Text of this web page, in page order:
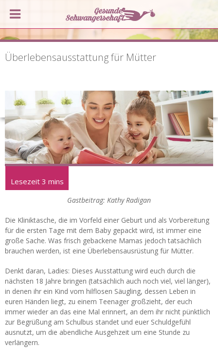
Überlebensausstattung für Mütter
Gastbeitrag: Kathy Radigan
Die Kliniktasche, die im Vorfeld einer Geburt und als Vorbereitung
für die ersten Tage mit dem Baby gepackt wird, ist immer eine
große Sache. Was frisch gebackene Mamas jedoch tatsächlich
brauchen werden, ist eine Überlebensausrüstung für Mütter.
Denkt daran, Ladies: Dieses Ausstattung wird euch durch die
nächsten 18 Jahre bringen (tatsächlich auch noch viel, viel länger),
in denen ihr ein Kind vom hilflosen Säugling, dessen Leben in
euren Händen liegt, zu einem Teenager großzieht, der euch
immer wieder an das eine Mal erinnert, an dem ihr nicht pünktlich
zur Begrüßung am Schulbus standet und euer Schuldgefühl
ausnutzt, um die abendliche Ausgehzeit um eine Stunde zu
verlängern.